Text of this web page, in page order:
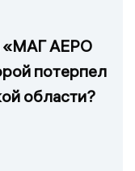
«МАГ АЕРО
потерпел
области?